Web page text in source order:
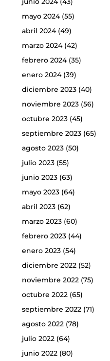
mayo 2024(55)
abril 2024(49)
marzo 2024(42)
febrero 2024(35)
enero 2024(39)
diciembre 2023(40)
noviembre 2023(56)
octubre 2023(45)
septiembre 2023(65)
agosto 2023(50)
julio 2023(55)
junio 2023(63)
mayo 2023(64)
abril 2023(62)
marzo 2023(60)
febrero 2023(44)
enero 2023(54)
diciembre 2022(52)
noviembre 2022(75)
octubre 2022(65)
septiembre 2022(71)
agosto 2022(78)
julio 2022(64)
junio 2022(80)